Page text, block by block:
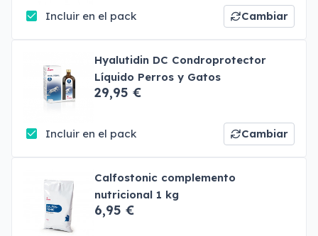
Incluir en el pack Cambiar
Hyalutidin DC Condroprotector
Líquido Perros y Gatos
29,95 €
Incluir en el pack Cambiar
Calfostonic complemento
nutricional 1 kg
6,95 €